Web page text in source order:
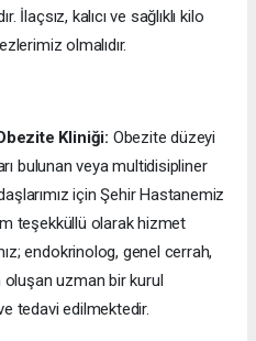
İlaçsız, kalıcı ve sağlıklı kilo
olmalıdır.
Kliniği: Obezite düzeyi
bulunan veya multidisipliner
için Şehir Hastanemiz
teşekküllü olarak hizmet
endokrinolog, genel cerrah,
uzman bir kurul
tedavi edilmektedir.